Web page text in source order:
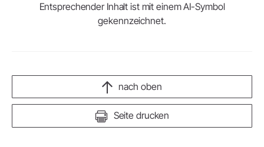
Entsprechender Inhalt ist mit einem AI-Symbol
gekennzeichnet.
Seite drucken
nach oben